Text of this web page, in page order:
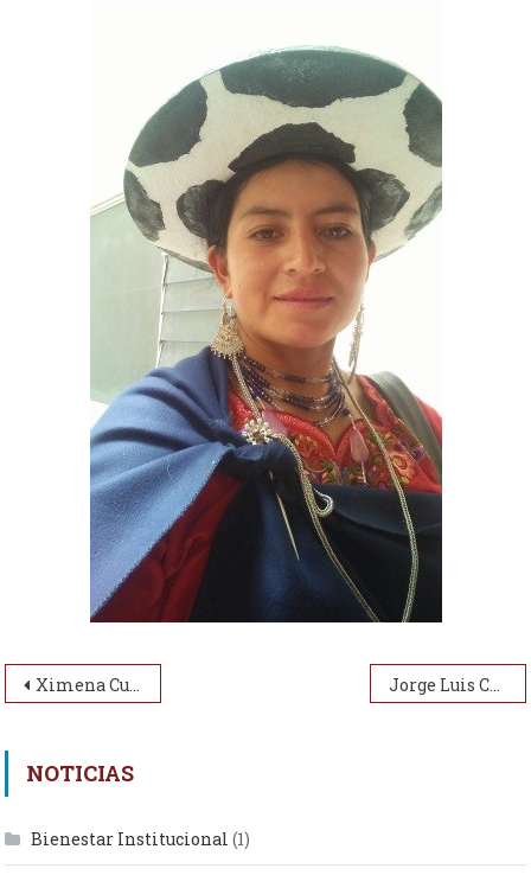
Navegación de entradas
Ximena Cuenca Simancas Jorge Luis Carrión
NOTICIAS
Bienestar Institucional (1)